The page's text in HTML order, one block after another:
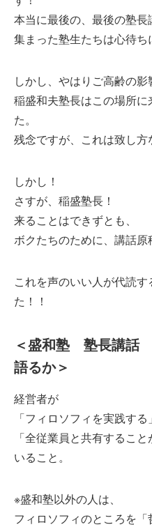
本当に最後の、最後の塾長
集まった塾生たちは心待ち
しかし、やはりご高齢の影
稲盛和夫塾長はこの場所
た。
残念ですが、これは致し方
しかし！
さすが、稲盛塾長！
来ることはできずとも、
ボクたちのために、講話原
これを声のいい人が代読
た！！
＜盛和塾 塾長講話
語るか＞
経営者が
「フィロソフィを実践する」
「全従業員と共有するこ
いること。
※盛和塾以外の人は、
フィロソフィのところを